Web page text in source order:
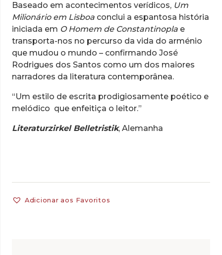
Baseado em acontecimentos verídicos, Um
Milionário em Lis­boa conclui a espantosa história
iniciada em O Homem de Cons­tantinopla e
transporta-nos no percurso da vida do arménio
que mudou o mundo – confirmando José
Rodrigues dos Santos como um dos maiores
narradores da literatura contemporânea.
“Um estilo de escrita prodigiosamente poético e
melódico que enfeitiça o leitor.”
Literaturzirkel Belletristik, Alemanha
Adicionar aos Favoritos